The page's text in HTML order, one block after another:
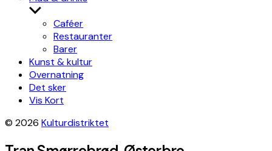
Show
sub
menu
Caféer
Restauranter
Barer
Kunst & kultur
Overnatning
Det sker
Vis Kort
© 2026 Kulturdistriktet